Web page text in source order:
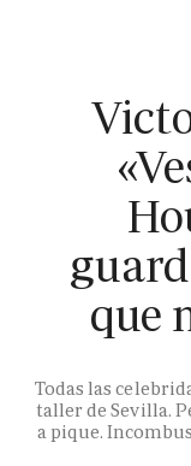
que
Todas las
taller de Sevilla.
a pique.